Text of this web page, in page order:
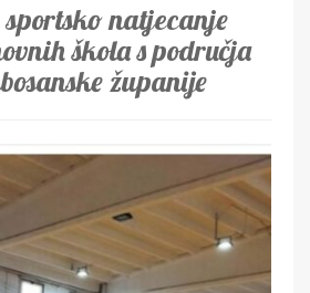
natjecanje
škola s područja
županije